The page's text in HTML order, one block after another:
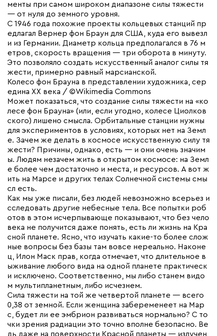
менты при самом широком диапазоне силы тяжести
— от нуля до земного уровня.
С 1946 года похожие проекты кольцевых станций пр
едлагал Вернер фон Браун для США, куда его вывезл
и из Германии. Диаметр кольца предполагался в 76 м
етров, скорость вращения — три оборота в минуту.
Это позволяло создать искусственный аналог силы тя
жести, примерно равный марсианской.
Колесо фон Брауна в представлении художника, сер
едина XX века / ©Wikimedia Commons
Может показаться, что создание силы тяжести на «ко
лесе фон Брауна» (или, если угодно, колесе Циолков
ского) лишено смысла. Орбитальные станции нужны
для экспериментов в условиях, которых нет на Земл
е. Зачем же делать в космосе искусственную силу тя
жести? Причины, однако, есть — и они очень значим
ы. Людям незачем жить в открытом космосе: на Земл
е более чем достаточно и места, и ресурсов. А вот ж
ить на Марсе и других телах Солнечной системы смы
сл есть.
Как мы уже писали, без людей невозможно всерьез и
сследовать другие небесные тела. Все попытки роб
отов в этом исчерпывающе показывают, что без чело
века не получится даже понять, есть ли жизнь на Кра
сной планете. Ясно, что изучать какие-то более слож
ные вопросы без базы там вовсе нереально. Наконе
ц, Илон Маск прав, когда отмечает, что длительное в
ыживание любого вида на одной планете практическ
и исключено. Соответственно, мы либо станем видо
м мультипланетным, либо исчезнем.
Сила тяжести на той же четвертой планете — всего
0,38 от земной. Если женщина забеременеет на Мар
с, будет ли ее эмбрион развиваться нормально? С то
чки зрения радиации это точно вполне безопасно. Ве
дь даже на поверхности Красной планеты — излучен